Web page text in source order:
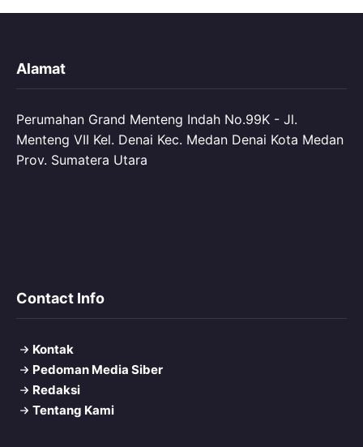
Alamat
Perumahan Grand Menteng Indah No.99K - Jl.
Menteng VII Kel. Denai Kec. Medan Denai Kota Medan
Prov. Sumatera Utara
Contact Info
Kontak
Pedoman Media Siber
Redaksi
Tentang Kami